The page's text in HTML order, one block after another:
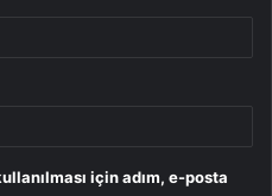
için adım, e-posta